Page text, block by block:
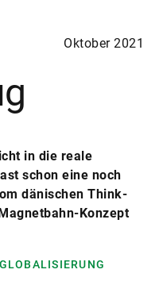
Oktober 2021
in die reale
schon eine noch
dänischen Think-
Konzept